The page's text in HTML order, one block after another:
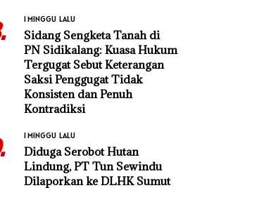
1 MINGGU LALU
Sidang Sengketa Tanah di
PN Sidikalang: Kuasa Hukum
Tergugat Sebut Keterangan
Saksi Penggugat Tidak
Konsisten dan Penuh
Kontradiksi
1 MINGGU LALU
Diduga Serobot Hutan
Lindung, PT Tun Sewindu
Dilaporkan ke DLHK Sumut